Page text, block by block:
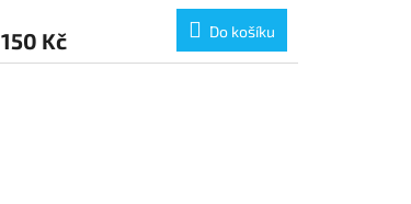
150 Kč Do košíku